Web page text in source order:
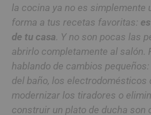
la cocina ya no es simplemente
forma a tus recetas favoritas:
de tu casa. Y no son pocas las
abrirlo completamente al salón.
hablando de cambios
del baño, los electrodomésticos
modernizar los tiradores o
construir un plato de ducha son